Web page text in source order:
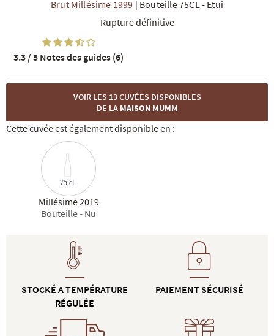
Brut Millésime 1999 | Bouteille 75CL- Etui
Rupture définitive
3.3 / 5 Notes des guides (6)
VOIR LES 13 CUVÉES DISPONIBLES
DE LA MAISON MUMM
Cette cuvée est également disponible en :
75 cl
Millésime 2019
Bouteille - Nu
STOCKÉ A TEMPÉRATURE
RÉGULÉE
PAIEMENT SÉCURISÉ